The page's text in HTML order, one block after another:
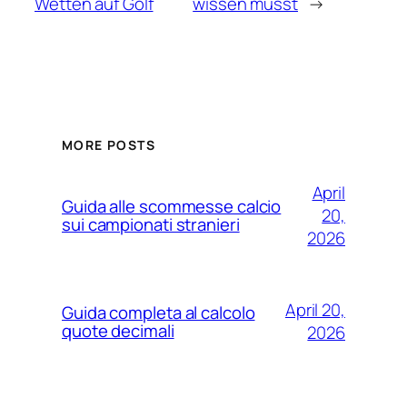
MORE POSTS
Guida alle scommesse calcio
sui campionati stranieri
April
20,
2026
Guida completa al calcolo
quote decimali
April 20,
2026